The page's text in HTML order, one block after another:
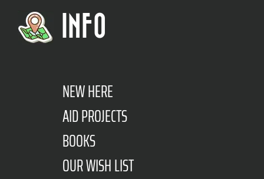
INFO
NEW HERE
AID PROJECTS
BOOKS
OUR WISH LIST